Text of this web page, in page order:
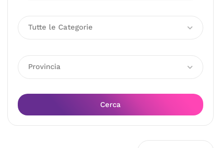
Tutte le Categorie
Provincia
Cerca